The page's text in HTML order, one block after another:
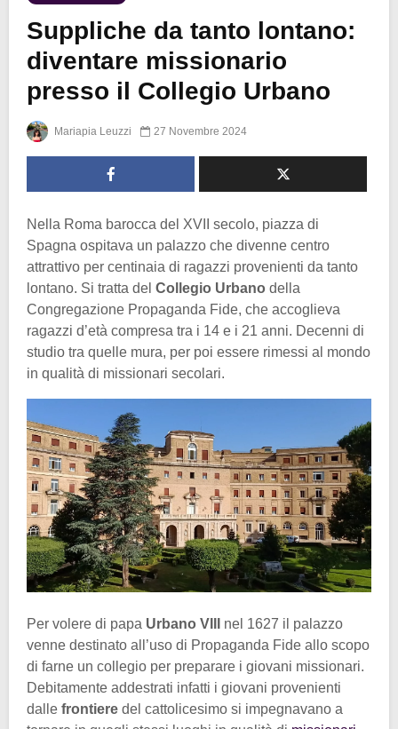
Suppliche da tanto lontano:
diventare missionario
presso il Collegio Urbano
Mariapia Leuzzi 27 Novembre 2024
Nella Roma barocca del XVII secolo, piazza di
Spagna ospitava un palazzo che divenne centro
attrattivo per centinaia di ragazzi provenienti da tanto
lontano. Si tratta del Collegio Urbano della
Congregazione Propaganda Fide, che accoglieva
ragazzi d’età compresa tra i 14 e i 21 anni. Decenni di
studio tra quelle mura, per poi essere rimessi al mondo
in qualità di missionari secolari.
Per volere di papa Urbano VIII
nel 1627 il palazzo
venne destinato all’uso di Propaganda Fide allo scopo
di farne un collegio per preparare i giovani missionari.
Debitamente addestrati infatti i giovani provenienti
dalle frontiere del cattolicesimo si impegnavano a